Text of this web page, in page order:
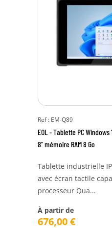
Ref : EM-Q89
EOL - Tablette PC
8" mémoire RAM 8 Go
Tablette industrielle
avec écran tactile
processeur Qua...
À partir de
676,00€